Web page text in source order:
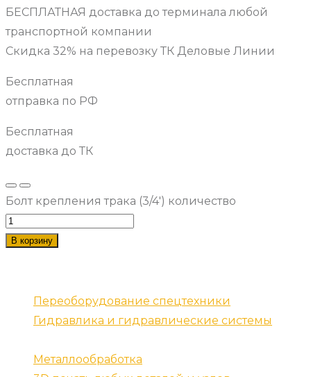
БЕСПЛАТНАЯ доставка до терминала любой
транспортной компании
Скидка 32% на перевозку ТК Деловые Линии
Бесплатная
отправка по РФ
Бесплатная
доставка до ТК
Болт крепления трака (3/4') количество
В корзину
Переоборудование спецтехники
Гидравлика и гидравлические системы
Металлообработка